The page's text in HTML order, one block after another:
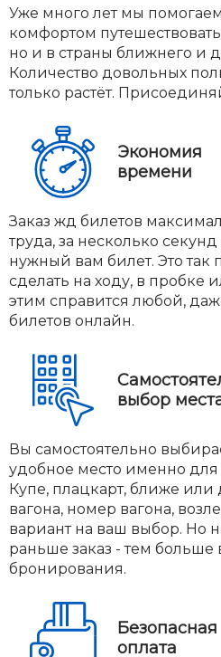
Уже много лет мы
комфортом
но и в страны ближнего и
Количество довольных
только растёт.
Экономия
времени
Заказ жд билетов
труда, за несколько
нужный вам билет. Это так
сделать на ходу, в пробке
этим справится любой,
билетов онлайн.
выбор
Вы самостоятельно
удобное место именно для
Купе, плацкарт, ближе или
вагона, номер вагона,
вариант на ваш выбор. Но
раньше заказ - тем больше
бронирования.
Безопасная
оплата